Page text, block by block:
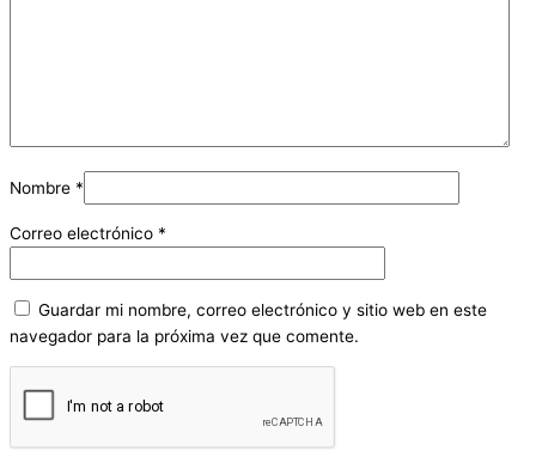
Nombre *
Correo electrónico *
Guardar mi nombre, correo electrónico y sitio web en este
navegador para la próxima vez que comente.